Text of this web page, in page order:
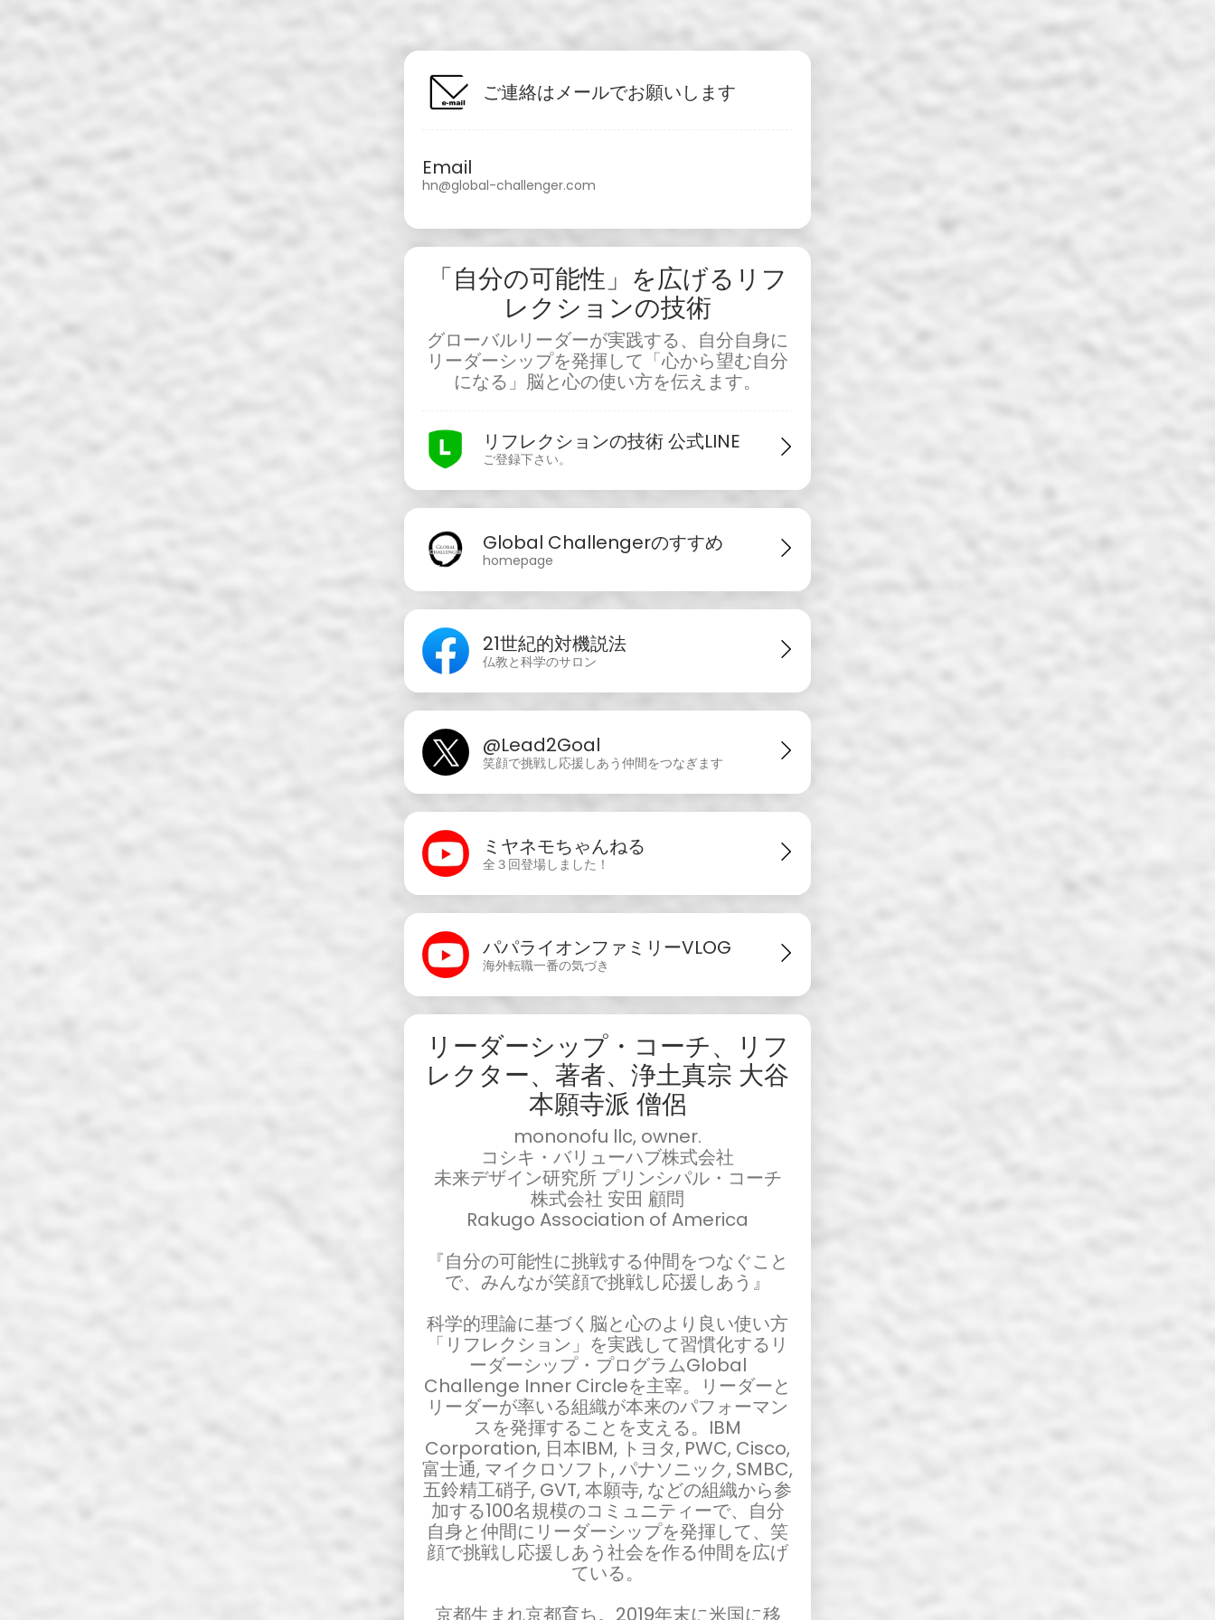
Add your Digital Business Card to Wallet
AI Business Card Reader
Add to Gallery
ご連絡はメールでお願いします
Email
hn@global-challenger.com
「自分の可能性」を広げるリフ
レクションの技術
グローバルリーダーが実践する、自分自身に
リーダーシップを発揮して「心から望む自分
になる」脳と心の使い方を伝えます。
リフレクションの技術 公式LINE
ご登録下さい。
Global Challengerのすすめ
homepage
21世紀的対機説法
仏教と科学のサロン
@Lead2Goal
笑顔で挑戦し応援しあう仲間をつなぎます
ミヤネモちゃんねる
全３回登場しました！
パパライオンファミリーVLOG
海外転職一番の気づき
リーダーシップ・コーチ、リフ
レクター、著者、浄土真宗 大谷
本願寺派 僧侶
mononofu llc, owner.
コシキ・バリューハブ株式会社
未来デザイン研究所 プリンシパル・コーチ
株式会社 安田 顧問
Rakugo Association of America
『自分の可能性に挑戦する仲間をつなぐこと
で、みんなが笑顔で挑戦し応援しあう』
科学的理論に基づく脳と心のより良い使い方
「リフレクション」を実践して習慣化するリ
ーダーシップ・プログラムGlobal
Challenge Inner Circleを主宰。リーダーと
リーダーが率いる組織が本来のパフォーマン
スを発揮することを支える。IBM
Corporation, 日本IBM, トヨタ, PWC, Cisco,
富士通, マイクロソフト, パナソニック, SMBC,
五鈴精工硝子, GVT, 本願寺, などの組織から参
加する100名規模のコミュニティーで、自分
自身と仲間にリーダーシップを発揮して、笑
顔で挑戦し応援しあう社会を作る仲間を広げ
ている。
京都生まれ京都育ち。2019年末に米国に移